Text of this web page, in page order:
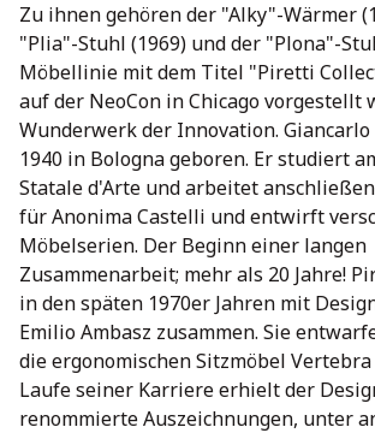
Zu ihnen gehören der "Alky"-Wärmer
"Plia"-Stuhl (1969) und der "Plona"-
Möbellinie mit dem Titel "Piretti
auf der NeoCon in Chicago vorgestellt
Wunderwerk der Innovation.
1940 in Bologna geboren. Er studiert
Statale d'Arte und arbeitet
für Anonima Castelli und entwirft
Möbelserien. Der Beginn einer langen
Zusammenarbeit; mehr als 20 Jahre!
in den späten 1970er Jahren mit
Emilio Ambasz zusammen. Sie
die ergonomischen Sitzmöbel
Laufe seiner Karriere erhielt der
renommierte Auszeichnungen, unter